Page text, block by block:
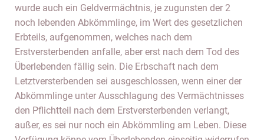
wurde auch ein Geldvermächtnis, je zugunsten der 2
noch lebenden Abkömmlinge, im Wert des gesetzlichen
Erbteils, aufgenommen, welches nach dem
Erstversterbenden anfalle, aber erst nach dem Tod des
Überlebenden fällig sein. Die Erbschaft nach dem
Letztversterbenden sei ausgeschlossen, wenn einer der
Abkömmlinge unter Ausschlagung des Vermächtnisses
den Pflichtteil nach dem Erstversterbenden verlangt,
außer, es sei nur noch ein Abkömmling am Leben. Diese